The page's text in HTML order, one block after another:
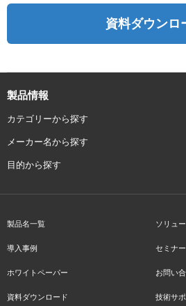
資料ダウンロ
製品情報
カテゴリーから探す
メーカー名から探す
目的から探す
製品名一覧 ソリュ
導入事例 セミナ
ホワイトペーパー お問い
資料ダウンロード 技術サ